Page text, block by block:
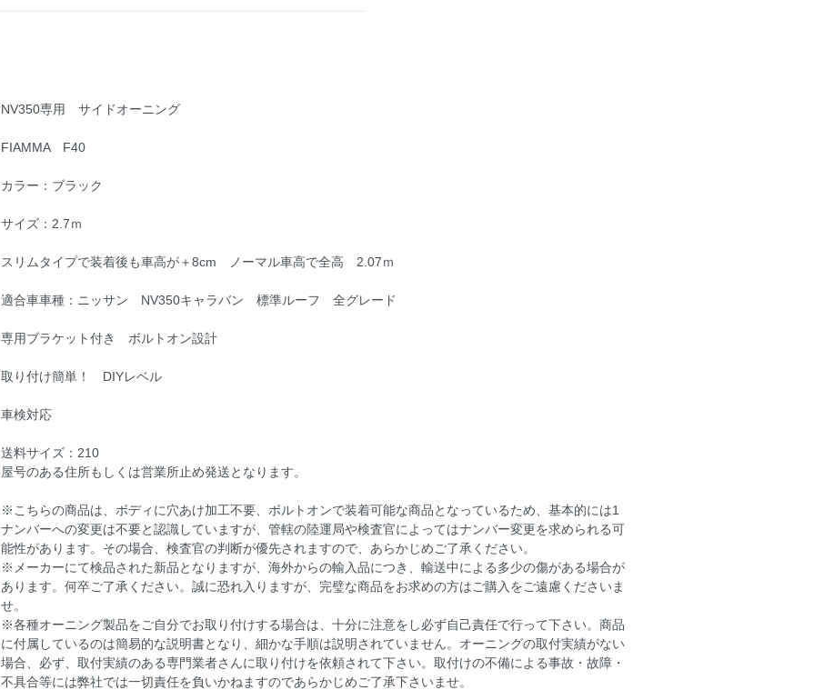
NV350専用 サイドオーニング
FIAMMA F40
カラー：ブラック
サイズ：2.7ｍ
スリムタイプで装着後も車高が＋8cm ノーマル車高で全高 2.07ｍ
適合車車種：ニッサン NV350キャラバン 標準ルーフ 全グレード
専用ブラケット付き ボルトオン設計
取り付け簡単！ DIYレベル
車検対応
送料サイズ：210
屋号のある住所もしくは営業所止め発送となります。
※こちらの商品は、ボディに穴あけ加工不要、ボルトオンで装着可能な商品となっているため、基本的には1
ナンバーへの変更は不要と認識していますが、管轄の陸運局や検査官によってはナンバー変更を求められる可
能性があります。その場合、検査官の判断が優先されますので、あらかじめご了承ください。
※メーカーにて検品された新品となりますが、海外からの輸入品につき、輸送中による多少の傷がある場合が
あります。何卒ご了承ください。誠に恐れ入りますが、完璧な商品をお求めの方はご購入をご遠慮くださいま
せ。
※各種オーニング製品をご自分でお取り付けする場合は、十分に注意をし必ず自己責任で行って下さい。商品
に付属しているのは簡易的な説明書となり、細かな手順は説明されていません。オーニングの取付実績がない
場合、必ず、取付実績のある専門業者さんに取り付けを依頼されて下さい。取付けの不備による事故・故障・
不具合等には弊社では一切責任を負いかねますのであらかじめご了承下さいませ。